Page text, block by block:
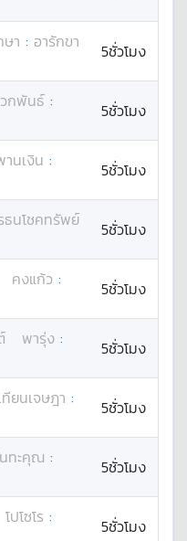
ษา : อารักขา
5ชั่วโมง
วกพันธ์ :
5ชั่วโมง
านเงิน :
5ชั่วโมง
ธนโชคทรัพย์
5ชั่วโมง
คงแก้ว :
5ชั่วโมง
พารุ่ง :
5ชั่วโมง
ทียนเจษฎา :
5ชั่วโมง
ทะคุณ :
5ชั่วโมง
โปโซโร :
5ชั่วโมง